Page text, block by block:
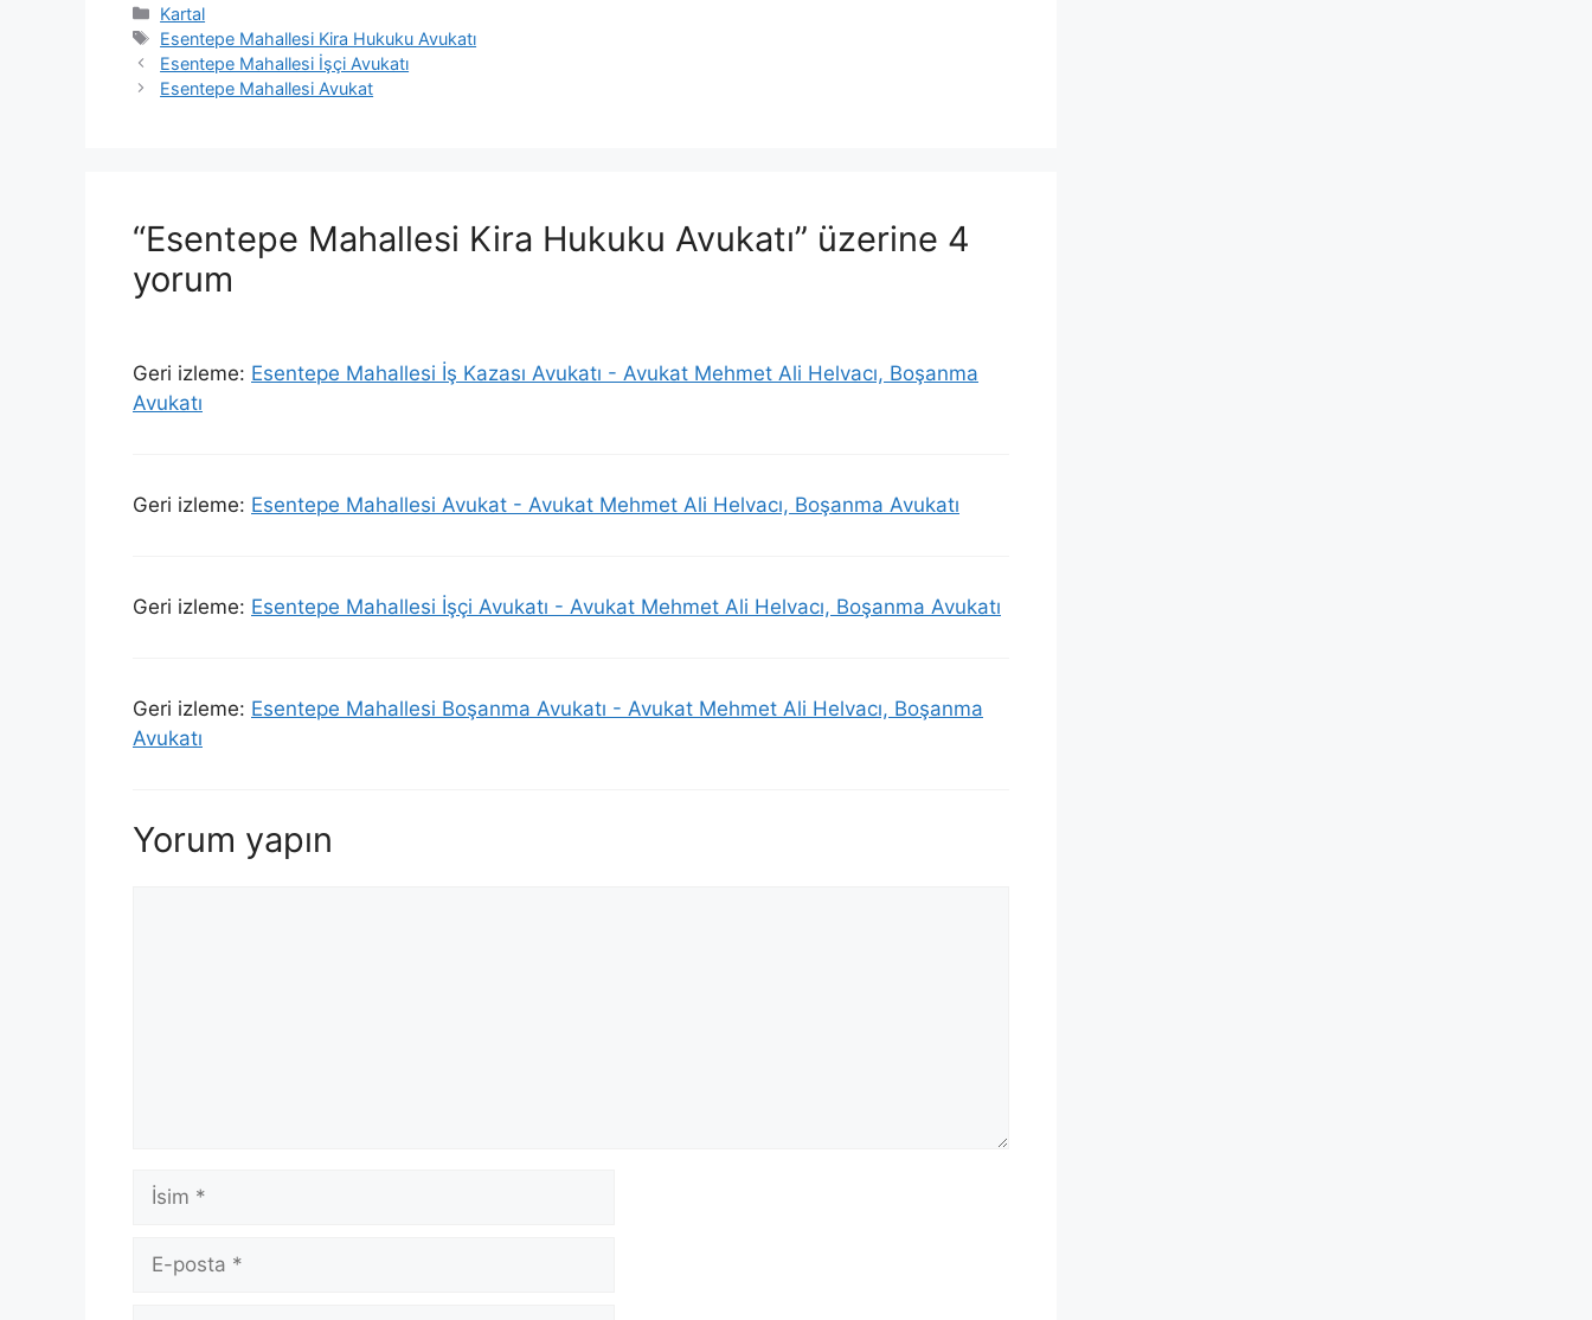
Kategoriler
Kartal
Etiketler
Esentepe Mahallesi Kira Hukuku Avukatı
Esentepe Mahallesi İşçi Avukatı
Esentepe Mahallesi Avukat
“Esentepe Mahallesi Kira Hukuku Avukatı” üzerine 4
yorum
Geri izleme: Esentepe Mahallesi İş Kazası Avukatı - Avukat Mehmet Ali Helvacı, Boşanma
Avukatı
Geri izleme: Esentepe Mahallesi Avukat - Avukat Mehmet Ali Helvacı, Boşanma Avukatı
Geri izleme: Esentepe Mahallesi İşçi Avukatı - Avukat Mehmet Ali Helvacı, Boşanma Avukatı
Geri izleme: Esentepe Mahallesi Boşanma Avukatı - Avukat Mehmet Ali Helvacı, Boşanma
Avukatı
Yorum yapın
İsim
posta